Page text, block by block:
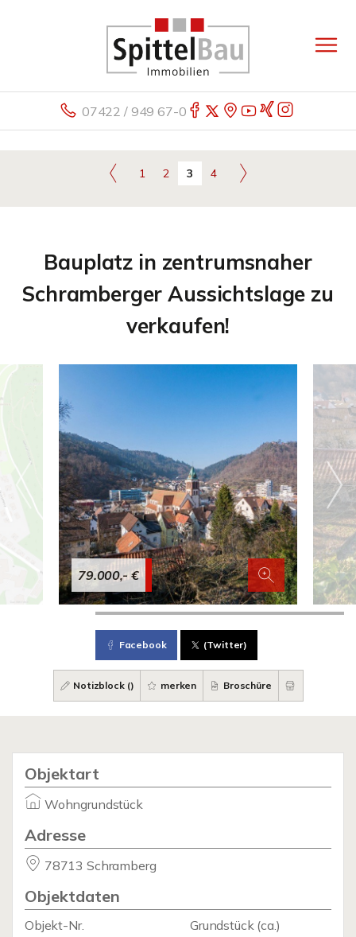
07422 / 949 67-0
1 2 3 4
Bauplatz in zentrumsnaher
Schramberger Aussichtslage zu
verkaufen!
79.000,- €
Facebook (Twitter)
Notizblock () merken Broschüre
Objektart
Wohngrundstück
Adresse
78713 Schramberg
Objektdaten
Objekt-Nr.
Grundstück(ca.)